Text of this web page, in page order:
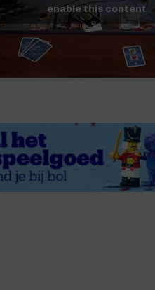
enable this content